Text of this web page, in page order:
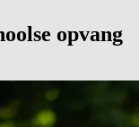
opvang